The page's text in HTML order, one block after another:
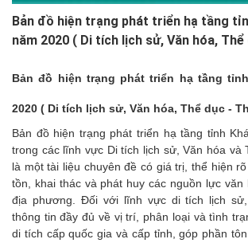
Bản đồ hiện trạng phát triển hạ tầng
năm 2020 ( Di tích lịch sử, Văn hóa,
Bản đồ hiện trạng phát triển hạ tầng
2020 ( Di tích lịch sử, Văn hóa, Thể dục -
Bản đồ hiện trạng phát triển hạ tầng tỉnh
trong các lĩnh vực Di tích lịch sử, Văn hóa và
là một tài liệu chuyên đề có giá trị, thể hiện
tồn, khai thác và phát huy các nguồn lực văn
địa phương. Đối với lĩnh vực di tích lịch
thông tin đầy đủ về vị trí, phân loại và tình
di tích cấp quốc gia và cấp tỉnh, góp phần